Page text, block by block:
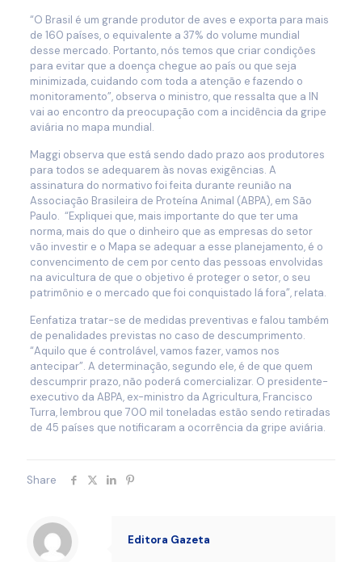
“O Brasil é um grande produtor de aves e exporta para mais
de 160 países, o equivalente a 37% do volume mundial
desse mercado. Portanto, nós temos que criar condições
para evitar que a doença chegue ao país ou que seja
minimizada, cuidando com toda a atenção e fazendo o
monitoramento”, observa o ministro, que ressalta que a IN
vai ao encontro da preocupação com a incidência da gripe
aviária no mapa mundial.
Maggi observa que está sendo dado prazo aos produtores
para todos se adequarem às novas exigências. A
assinatura do normativo foi feita durante reunião na
Associação Brasileira de Proteína Animal (ABPA), em São
Paulo. “Expliquei que, mais importante do que ter uma
norma, mais do que o dinheiro que as empresas do setor
vão investir e o Mapa se adequar a esse planejamento, é o
convencimento de cem por cento das pessoas envolvidas
na avicultura de que o objetivo é proteger o setor, o seu
patrimônio e o mercado que foi conquistado lá fora”, relata.
Eenfatiza tratar-se de medidas preventivas e falou também
de penalidades previstas no caso de descumprimento.
“Aquilo que é controlável, vamos fazer, vamos nos
antecipar”. A determinação, segundo ele, é de que quem
descumprir prazo, não poderá comercializar. O presidente-
executivo da ABPA, ex-ministro da Agricultura, Francisco
Turra, lembrou que 700 mil toneladas estão sendo retiradas
de 45 países que notificaram a ocorrência da gripe aviária.
Share
Editora Gazeta